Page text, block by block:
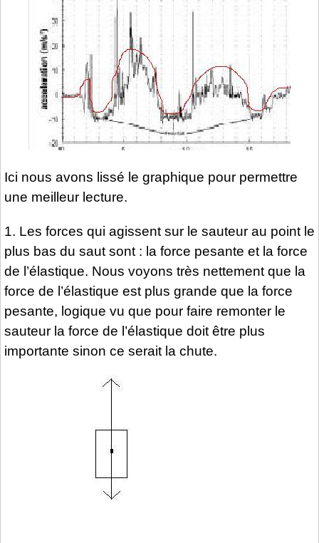
Ici nous avons lissé le graphique pour permettre
une meilleur lecture.
1. Les forces qui agissent sur le sauteur au point le
plus bas du saut sont : la force pesante et la force
de l’élastique. Nous voyons très nettement que la
force de l’élastique est plus grande que la force
pesante, logique vu que pour faire remonter le
sauteur la force de l’élastique doit être plus
importante sinon ce serait la chute.